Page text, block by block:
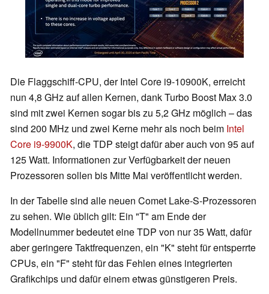
Die Flaggschiff-CPU, der Intel Core i9-10900K, erreicht
nun 4,8 GHz auf allen Kernen, dank Turbo Boost Max 3.0
sind mit zwei Kernen sogar bis zu 5,2 GHz möglich – das
sind 200 MHz und zwei Kerne mehr als noch beim Intel
Core i9-9900K, die TDP steigt dafür aber auch von 95 auf
125 Watt. Informationen zur Verfügbarkeit der neuen
Prozessoren sollen bis Mitte Mai veröffentlicht werden.
In der Tabelle sind alle neuen Comet Lake-S-Prozessoren
zu sehen. Wie üblich gilt: Ein "T" am Ende der
Modellnummer bedeutet eine TDP von nur 35 Watt, dafür
aber geringere Taktfrequenzen, ein "K" steht für entsperrte
CPUs, ein "F" steht für das Fehlen eines integrierten
Grafikchips und dafür einem etwas günstigeren Preis.